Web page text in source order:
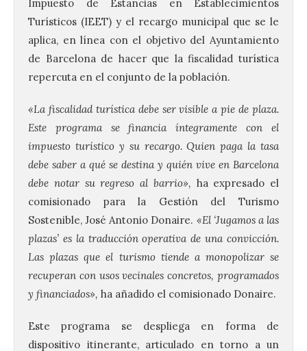
Impuesto de Estancias en Establecimientos
Turísticos (IEET) y el recargo municipal que se le
aplica, en línea con el objetivo del Ayuntamiento
de Barcelona de hacer que la fiscalidad turística
repercuta en el conjunto de la población.
«La fiscalidad turística debe ser visible a pie de plaza.
Este programa se financia íntegramente con el
impuesto turístico y su recargo. Quien paga la tasa
debe saber a qué se destina y quién vive en Barcelona
debe notar su regreso al barrio», ha expresado el
comisionado para la Gestión del Turismo
Sostenible, José Antonio Donaire. «El ‘Jugamos a las
plazas’ es la traducción operativa de una convicción.
Las plazas que el turismo tiende a monopolizar se
recuperan con usos vecinales concretos, programados
y financiados», ha añadido el comisionado Donaire.
Este programa se despliega en forma de
dispositivo itinerante, articulado en torno a un